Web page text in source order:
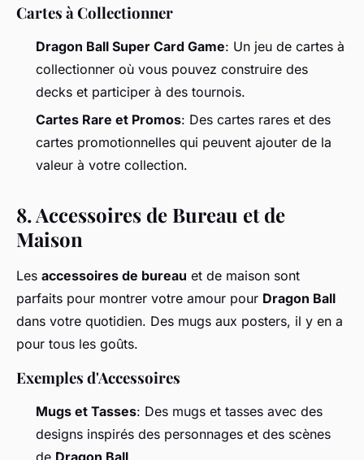
Cartes à Collectionner
Dragon Ball Super Card Game: Un jeu de cartes à
collectionner où vous pouvez construire des
decks et participer à des tournois.
Cartes Rare et Promos: Des cartes rares et des
cartes promotionnelles qui peuvent ajouter de la
valeur à votre collection.
8.Accessoires de Bureau et de
Maison
Les accessoires de bureau et de maison sont
parfaits pour montrer votre amour pour Dragon Ball
dans votre quotidien. Des mugs aux posters, il y en a
pour tous les goûts.
Exemples d'Accessoires
Mugs et Tasses: Des mugs et tasses avec des
designs inspirés des personnages et des scènes
de Dragon Ball.